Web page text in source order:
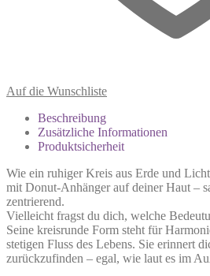
Auf die Wunschliste
Beschreibung
Zusätzliche Informationen
Produktsicherheit
Wie ein ruhiger Kreis aus Erde und
mit Donut-Anhänger auf deiner Haut –
zentrierend.
Vielleicht fragst du dich, welche
Seine kreisrunde Form steht für
stetigen Fluss des Lebens. Sie erinnert
zurückzufinden – egal, wie laut es im